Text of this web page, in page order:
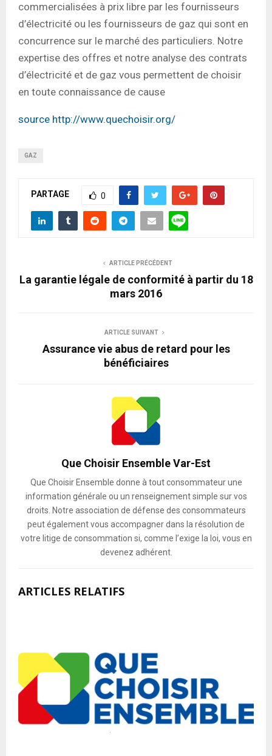
commercialisées à prix libre par les fournisseurs
d’électricité ou les fournisseurs de gaz qui sont en
concurrence sur le marché des particuliers. Notre
expertise des offres et notre analyse des contrats
d’électricité et de gaz vous permettent de choisir
en toute connaissance de cause
source http://www.quechoisir.org/
GAZ
PARTAGE 0
ARTICLE PRÉCÉDENT
La garantie légale de conformité à partir du 18
mars 2016
ARTICLE SUIVANT
Assurance vie abus de retard pour les
bénéficiaires
Que Choisir Ensemble Var-Est
Que Choisir Ensemble donne à tout consommateur une
information générale ou un renseignement simple sur vos
droits. Notre association de défense des consommateurs
peut également vous accompagner dans la résolution de
votre litige de consommation si, comme l’exige la loi, vous en
devenez adhérent.
ARTICLES RELATIFS